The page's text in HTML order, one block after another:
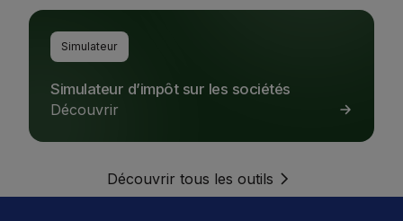
Simulateur d’impôt sur les sociétés
Simulateur
Simulateur d’impôt sur les sociétés
Découvrir
Découvrir tous les outilsDécouvrir tous les outils